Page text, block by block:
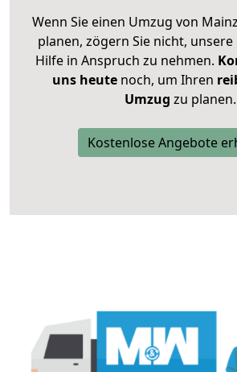
Wenn Sie einen Umzug von
planen, zögern Sie nicht,
Hilfe in Anspruch zu nehmen.
uns heutenoch, um Ihren
Umzug zu planen.
Kostenlose Angebote